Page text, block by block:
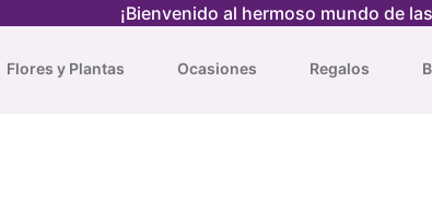
¡Bienvenido al hermoso mundo de
Flores y Plantas Ocasiones Regalos